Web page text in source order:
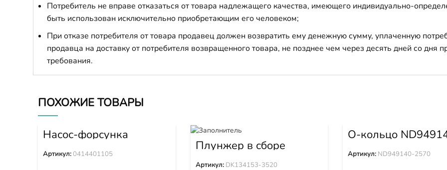
Потребитель не вправе отказаться от товара надлежащего качества, имеющего индивидуально-
быть использован исключительно приобретающим его человеком;
При отказе потребителя от товара продавец должен возвратить ему денежную сумму, уплаченную
продавца на доставку от потребителя возвращенного товара, не позднее чем через десять дней со дня
требования.
ПОХОЖИЕ ТОВАРЫ
Насос-форсунка
0414401105
Артикул:0414401105
Плунжер в сборе
DK134153-3520
Артикул: DK134153-3520
О-кольцо
2570
Артикул: ND949140-2570